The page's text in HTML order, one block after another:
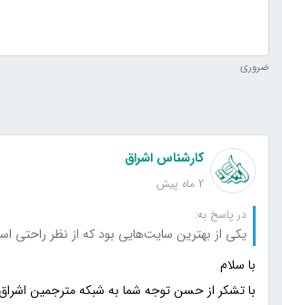
ضروری
کارشناس اشراق
2 ماه پیش
در پاسخ به: